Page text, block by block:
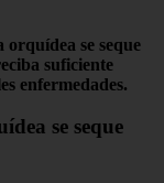
se seque
suficiente
enfermedades.
se seque